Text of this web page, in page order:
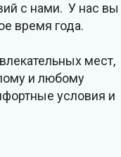
с нами. У нас вы
время года.
мест,
и любому
условия и